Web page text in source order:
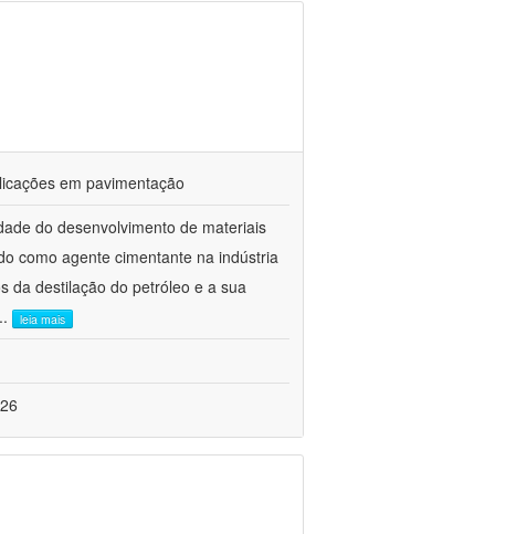
em pavimentação
do desenvolvimento de materiais
como agente cimentante na indústria
da destilação do petróleo e a sua
leia mais